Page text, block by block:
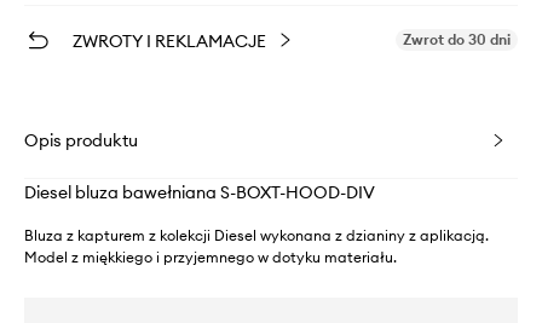
ZWROTY I REKLAMACJE Zwrot do 30 dni
Opis produktu
Diesel bluza bawełniana S-BOXT-HOOD-DIV
Bluza z kapturem z kolekcji Diesel wykonana z dzianiny z aplikacją.
Model z miękkiego i przyjemnego w dotyku materiału.